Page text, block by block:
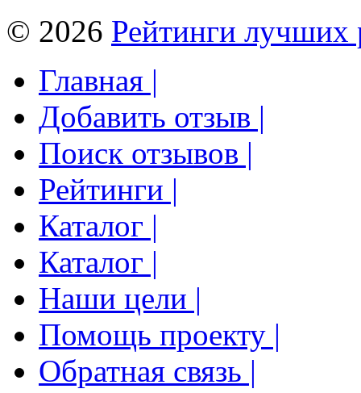
© 2026 Рейтинги лучших
Главная |
Добавить отзыв |
Поиск отзывов |
Рейтинги |
Каталог |
Каталог |
Наши цели |
Помощь проекту |
Обратная связь |